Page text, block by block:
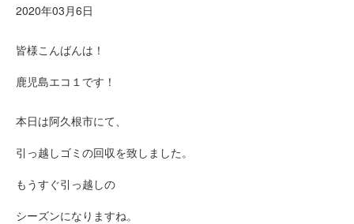
2020年03月6日
皆様こんばんは！
鹿児島エコ１です！
本日は阿久根市にて、
引っ越しゴミの回収を致しました。
もうすぐ引っ越しの
シーズンになりますね。